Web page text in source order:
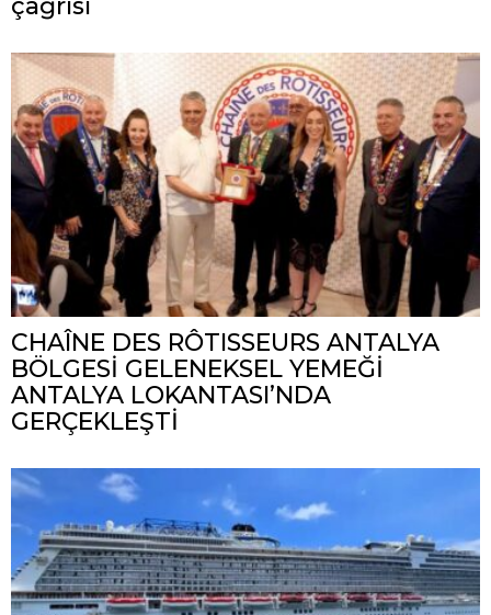
CHAÎNE DES RÔTISSEURS ANTALYA
BÖLGESİ GELENEKSEL YEMEĞİ
ANTALYA LOKANTASI’NDA
GERÇEKLEŞTİ